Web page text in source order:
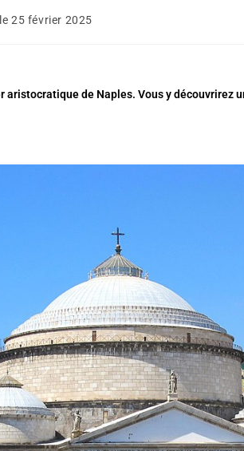
25 février 2025
de Naples. Vous y découvrirez